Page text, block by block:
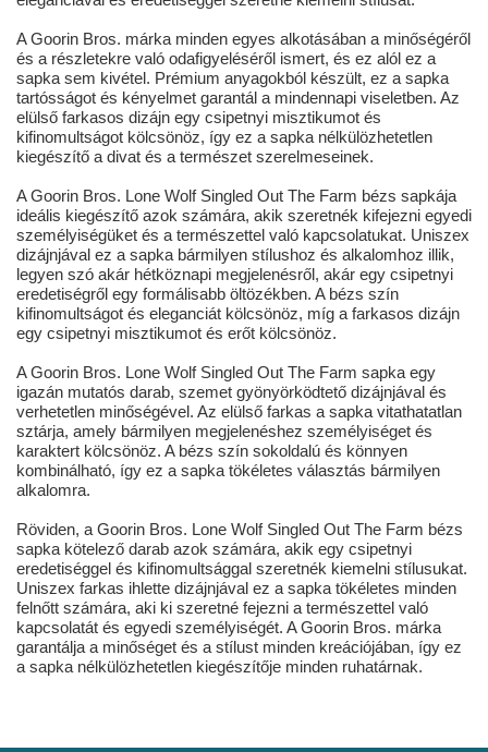
A Goorin Bros. márka minden egyes alkotásában a minőségéről
és a részletekre való odafigyeléséről ismert, és ez alól ez a
sapka sem kivétel. Prémium anyagokból készült, ez a sapka
tartósságot és kényelmet garantál a mindennapi viseletben. Az
elülső farkasos dizájn egy csipetnyi misztikumot és
kifinomultságot kölcsönöz, így ez a sapka nélkülözhetetlen
kiegészítő a divat és a természet szerelmeseinek.
A Goorin Bros. Lone Wolf Singled Out The Farm bézs sapkája
ideális kiegészítő azok számára, akik szeretnék kifejezni egyedi
személyiségüket és a természettel való kapcsolatukat. Uniszex
dizájnjával ez a sapka bármilyen stílushoz és alkalomhoz illik,
legyen szó akár hétköznapi megjelenésről, akár egy csipetnyi
eredetiségről egy formálisabb öltözékben. A bézs szín
kifinomultságot és eleganciát kölcsönöz, míg a farkasos dizájn
egy csipetnyi misztikumot és erőt kölcsönöz.
A Goorin Bros. Lone Wolf Singled Out The Farm sapka egy
igazán mutatós darab, szemet gyönyörködtető dizájnjával és
verhetetlen minőségével. Az elülső farkas a sapka vitathatatlan
sztárja, amely bármilyen megjelenéshez személyiséget és
karaktert kölcsönöz. A bézs szín sokoldalú és könnyen
kombinálható, így ez a sapka tökéletes választás bármilyen
alkalomra.
Röviden, a Goorin Bros. Lone Wolf Singled Out The Farm bézs
sapka kötelező darab azok számára, akik egy csipetnyi
eredetiséggel és kifinomultsággal szeretnék kiemelni stílusukat.
Uniszex farkas ihlette dizájnjával ez a sapka tökéletes minden
felnőtt számára, aki ki szeretné fejezni a természettel való
kapcsolatát és egyedi személyiségét. A Goorin Bros. márka
garantálja a minőséget és a stílust minden kreációjában, így ez
a sapka nélkülözhetetlen kiegészítője minden ruhatárnak.